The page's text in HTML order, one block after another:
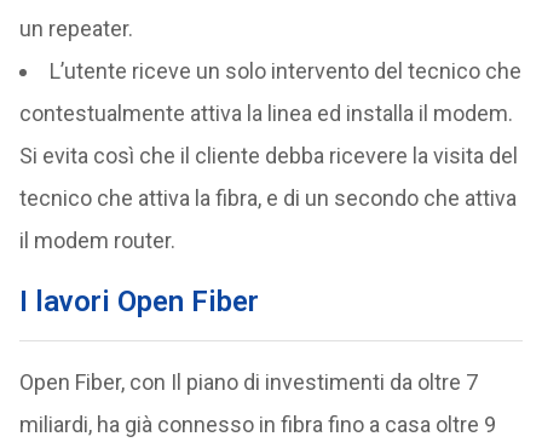
un repeater.
L’utente riceve un solo intervento del tecnico che
contestualmente attiva la linea ed installa il modem.
Si evita così che il cliente debba ricevere la visita del
tecnico che attiva la fibra, e di un secondo che attiva
il modem router.
I lavori Open Fiber
Open Fiber, con Il piano di investimenti da oltre 7
miliardi, ha già connesso in fibra fino a casa oltre 9